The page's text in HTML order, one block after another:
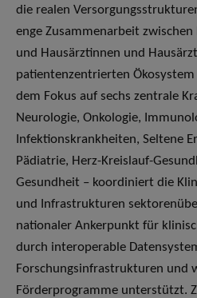
die realen
enge Zusammenarbeit
und Hausärztinnen und
patientenzentrierten
dem Fokus auf sechs zentrale
Neurologie, Onkologie,
Infektionskrankheiten, Seltene
Pädiatrie, Herz-Kreislauf-
Gesundheit – koordiniert die
und Infrastrukturen
nationaler Ankerpunkt für
durch interoperable
Forschungsinfrastrukturen und
Förderprogramme unterstützt.